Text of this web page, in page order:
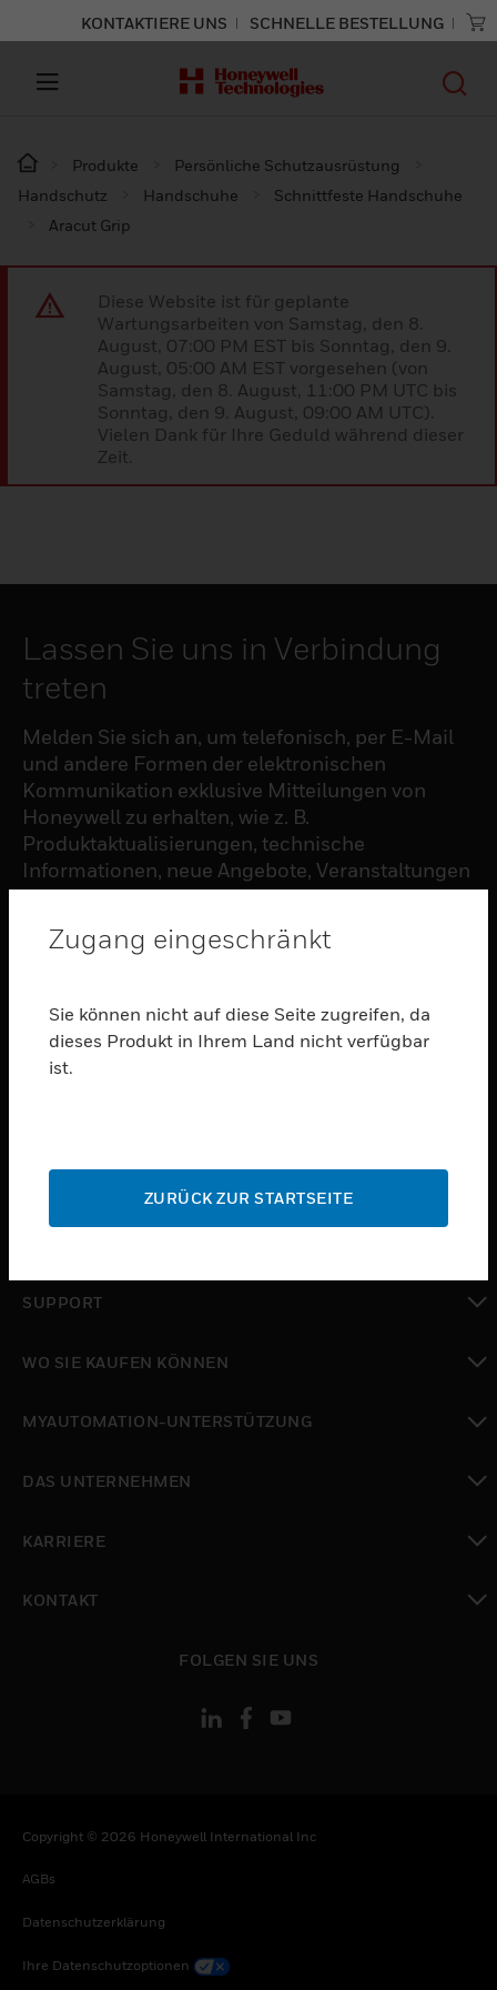
KONTAKTIERE UNS SCHNELLE BESTELLUNG
Produkte
Persönliche Schutzausrüstung
Handschutz
Handschuhe
Schnittfeste Handschuhe
Aracut Grip
Diese Website ist für geplante
Wartungsarbeiten von Samstag, den 8.
August, 07:00 PM EST bis Sonntag, den 9.
August, 05:00 AM EST vorgesehen (von
Samstag, den 8. August, 11:00 PM UTC bis
Sonntag, den 9. August, 09:00 AM UTC).
Vielen Dank für Ihre Geduld während dieser
Zeit.
Lassen Sie uns in Verbindung
treten
Melden Sie sich an, um telefonisch, per E-Mail
und andere Formen der elektronischen
Kommunikation exklusive Mitteilungen von
Honeywell zu erhalten, wie z. B.
Produktaktualisierungen, technische
Informationen, neue Angebote, Veranstaltungen
und Neuigkeiten, Umfragen, Sonderangebote
PRODUKTE
toggle view
toggle view
toggle view
SUPPORT
WO SIE KAUFEN KÖNNEN
MYAUTOMATION-UNTERSTÜTZUNG
DAS UNTERNEHMEN
KARRIERE
KONTAKT
FOLGEN SIE UNS
Copyright © 2026 Honeywell International Inc
AGBs
Datenschutzerklärung
Ihre Datenschutzoptionen
Zugang eingeschränkt
Sie können nicht auf diese Seite zugreifen, da
dieses Produkt in Ihrem Land nicht verfügbar
ist.
ZURÜCK ZUR STARTSEITE